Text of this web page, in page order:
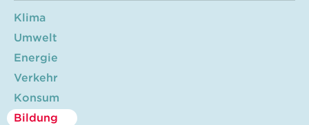
Klima
Umwelt
Energie
Verkehr
Konsum
Bildung